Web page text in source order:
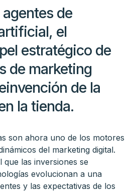
de
el
estratégico de
de marketing
de la
la tienda.
son ahora uno de los motores
del marketing digital.
las inversiones se
evolucionan a una
y las expectativas de los